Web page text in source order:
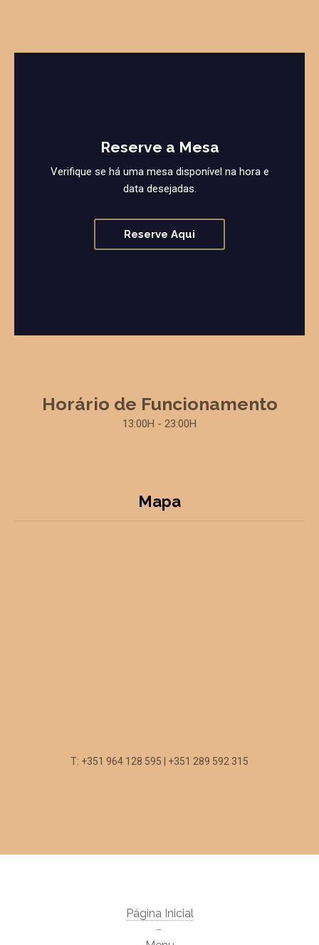
Reserve a Mesa
Verifique se há uma mesa disponível na hora e
data desejadas.
Reserve Aqui
Horário de Funcionamento
13:00H - 23:00H
Mapa
T: +351 964 128 595 | +351 289 592 315
Página Inicial